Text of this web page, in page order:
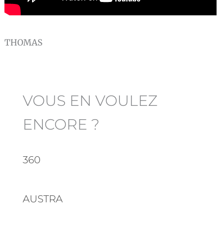
THOMAS
VOUS EN VOULEZ
ENCORE ?
360
AUSTRA